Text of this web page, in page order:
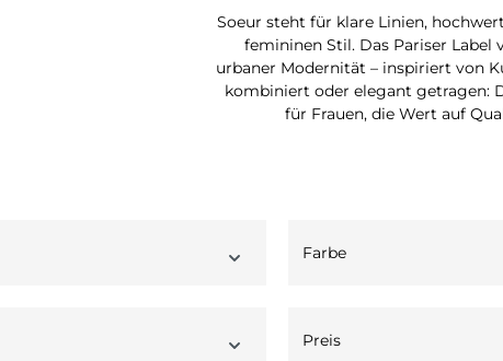
Soeur steht für klare Linien,
femininen Stil. Das Pariser
urbaner Modernität – inspiriert von
kombiniert oder elegant getragen:
für Frauen, die Wert auf
Farbe
Preis